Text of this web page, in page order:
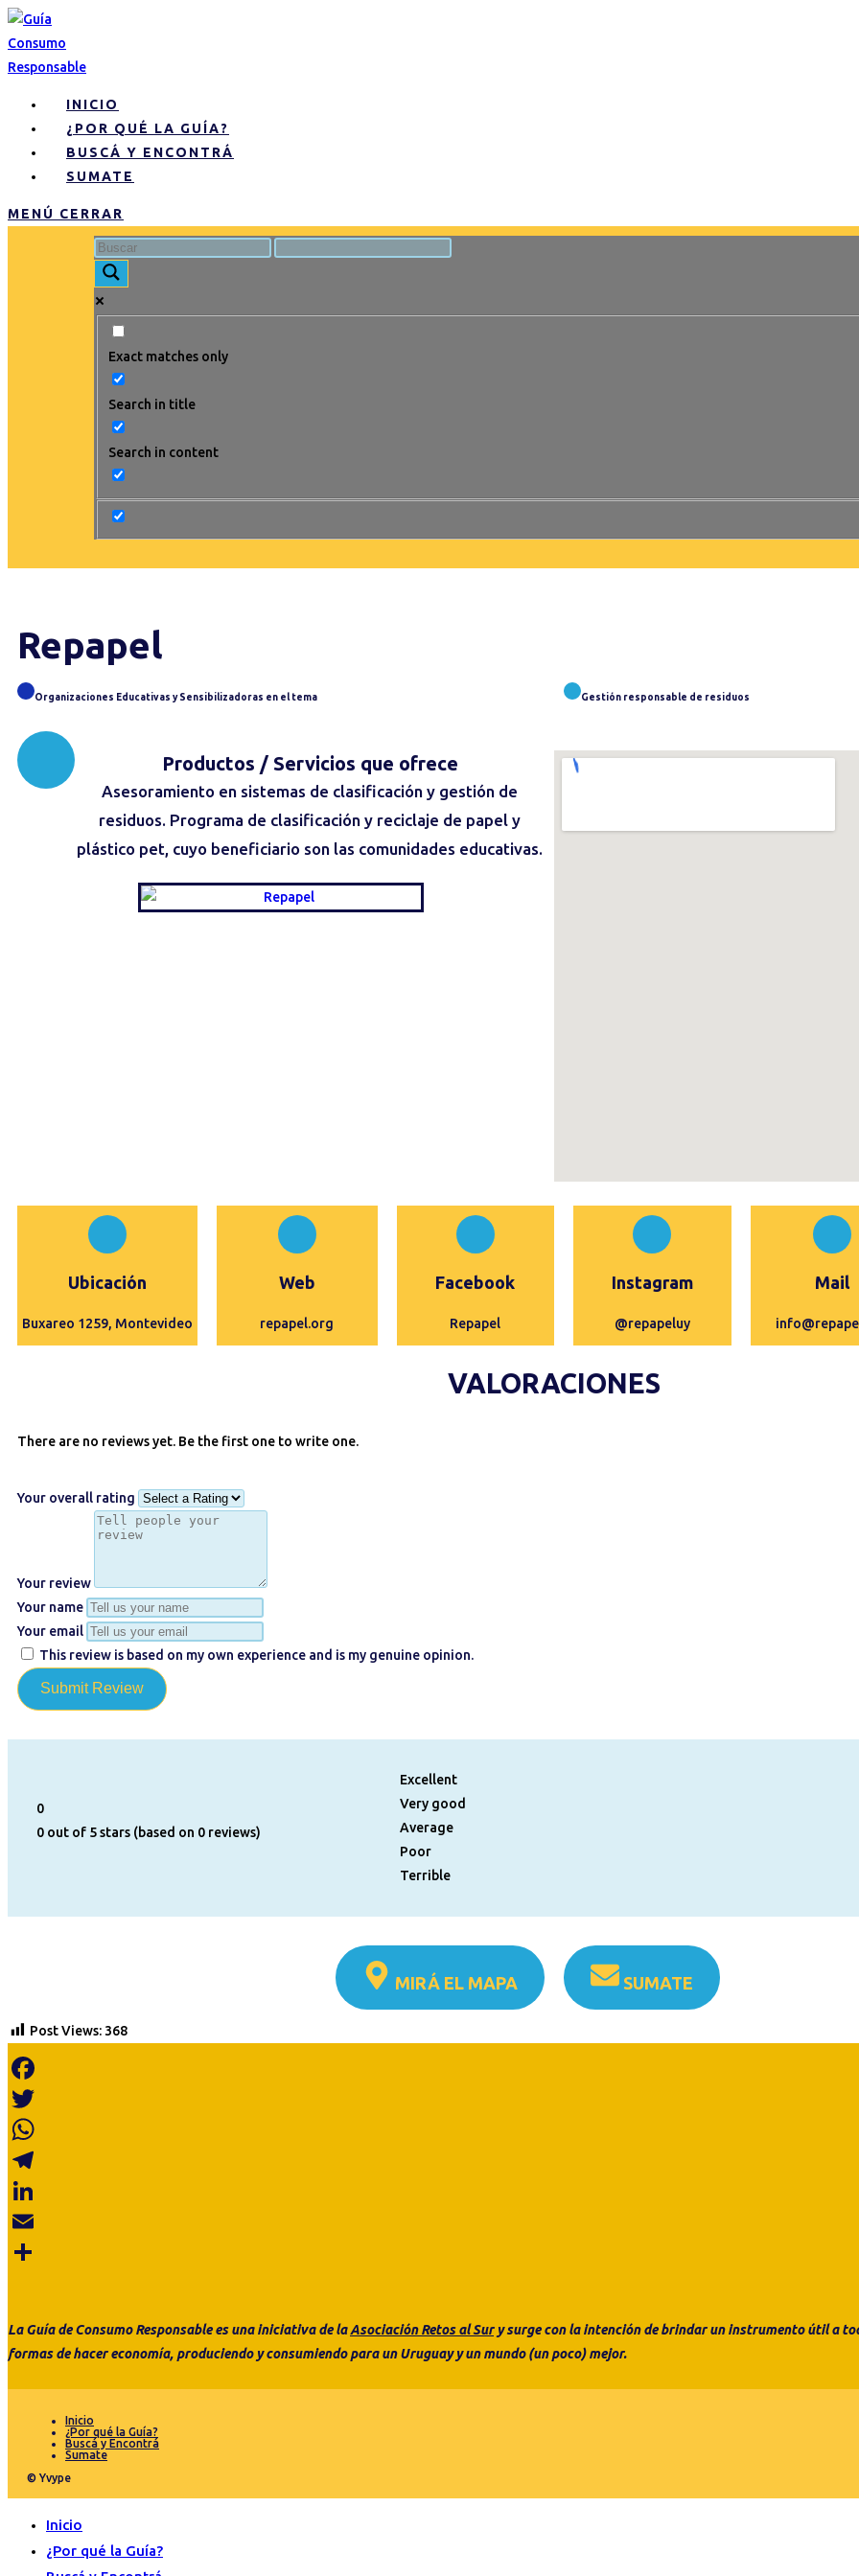
INICIO
¿POR QUÉ LA GUÍA?
BUSCÁ Y ENCONTRÁ
SUMATE
MENÚ CERRAR
Exact matches only
Search in title
Search in content
Repapel
Organizaciones Educativas y Sensibilizadoras en el tema Gestión responsable de residuos
Productos / Servicios que ofrece
Asesoramiento en sistemas de clasificación y gestión de
residuos. Programa de clasificación y reciclaje de papel y
plástico pet, cuyo beneficiario son las comunidades educativas.
Ubicación
Buxareo 1259, Montevideo
Web
repapel.org
Facebook
Repapel
Instagram
@repapeluy
Mail
VALORACIONES
There are no reviews yet. Be the first one to write one.
Your overall rating
Your review
Your name
Your email
This review is based on my own experience and is my genuine opinion.
Submit Review
0
0 out of 5 stars (based on 0 reviews)
Excellent
Very good
Average
Poor
Terrible
MIRÁ EL MAPA SUMATE
Post Views: 368
Facebook
Twitter
WhatsApp
Telegram
LinkedIn
Email
La Guía de ConsumoResponsable esunainiciativa de laAsociación Retos al Sury surge con la intención de brindar un instrumento útil a
formas de hacer economía, produciendo y consumiendo para un Uruguay y un mundo (un poco) mejor.
Inicio
¿Por qué la Guía?
Buscá y Encontrá
Sumate
© Yvype
Inicio
¿Por qué la Guía?